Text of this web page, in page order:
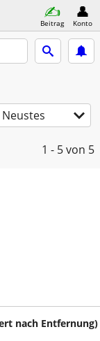
Beitrag Konto
Neustes
1 - 5von 5
nach Entfernung)